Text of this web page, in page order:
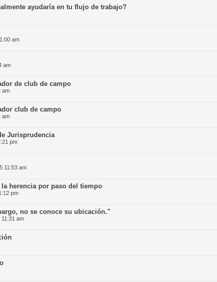
ayudaría en tu flujo de trabajo?
am
am
de club de campo
am
club de campo
am
Jurisprudencia
pm
11:53 am
herencia por paso del tiempo
pm
no se conoce su ubicación."
am